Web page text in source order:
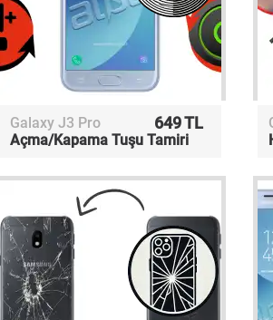
Galaxy J3 Pro 649 TL
Açma/Kapama Tuşu Tamiri